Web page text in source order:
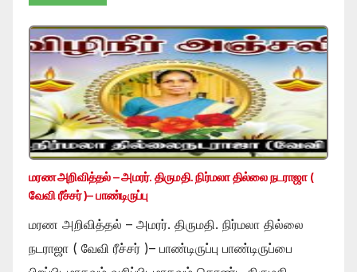
மரண அறிவித்தல் – அமரர். திருமதி. நிர்மலா தில்லை நடராஜா (
வேவி ரீச்சர் )– பாண்டிருப்பு
மரண அறிவித்தல் – அமரர். திருமதி. நிர்மலா தில்லை
நடராஜா ( வேவி ரீச்சர் )– பாண்டிருப்பு பாண்டிருப்பை